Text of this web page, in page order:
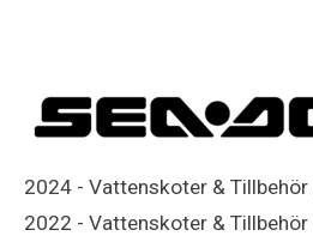
2024 - Vattenskoter & Tillbehör
2022 - Vattenskoter & Tillbehör